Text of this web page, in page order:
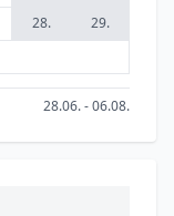
28.
29.
28.06. - 06.08.